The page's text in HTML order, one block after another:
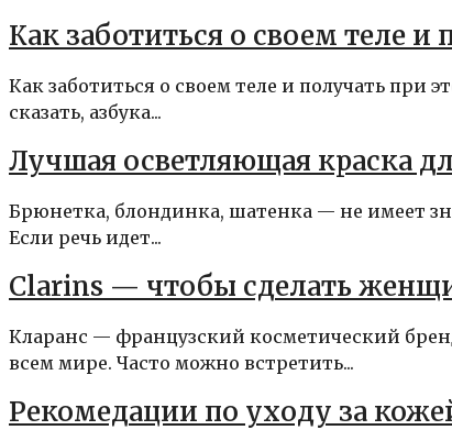
Как заботиться о своем теле и
Как заботиться о своем теле и получать при
сказать, азбука...
Лучшая осветляющая краска
Брюнетка, блондинка, шатенка — не имеет
Если речь идет...
Clarins — чтобы сделать
Кларанс — французский косметический
всем мире. Часто можно встретить...
Рекомедации по уходу за